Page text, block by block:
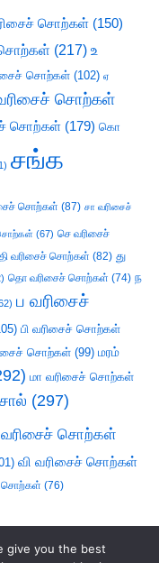
சொற்கள் (150)
(217) உ
சொற்கள் (102) ஏ
சொற்கள்
சொற்கள் (179) கொ
சங்க
சொற்கள் (87) சா வரிசைச்
சொற்கள் (67) செ வரிசைச்
தி வரிசைச் சொற்கள் (82) து
தொ வரிசைச் சொற்கள் (74) ந
ப வரிசைச்
பி வரிசைச் சொற்கள்
சொற்கள் (99) மரம்
மா வரிசைச் சொற்கள்
(297)
சொற்கள்
வி வரிசைச் சொற்கள்
சொற்கள் (76)
give you the best